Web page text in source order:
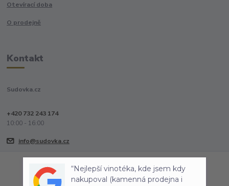
Otevírací doba
O prodejně
Kontakt
Sudovka.cz
+420 732 243 174
10:00 - 16:00
info@sudovka.cz
Nastavení Souhlasím
“Nejlepší vinotéka, kde jsem kdy
nakupoval (kamenná prodejna i